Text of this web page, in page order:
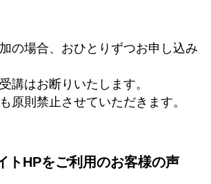
の場合、おひとりずつお申し込み
講はお断りいたします。
原則禁止させていただきます。
トHPをご利用のお客様の声